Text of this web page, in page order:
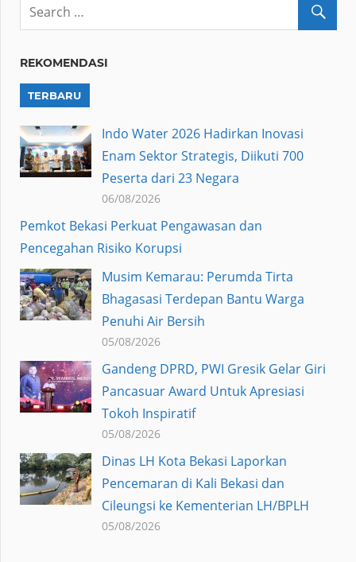
REKOMENDASI
TERBARU
Indo Water 2026 Hadirkan Inovasi
Enam Sektor Strategis, Diikuti 700
Peserta dari 23 Negara
06/08/2026
Pemkot Bekasi Perkuat Pengawasan dan
Pencegahan Risiko Korupsi
Musim Kemarau: Perumda Tirta
Bhagasasi Terdepan Bantu Warga
Penuhi Air Bersih
05/08/2026
Gandeng DPRD, PWI Gresik Gelar Giri
Pancasuar Award Untuk Apresiasi
Tokoh Inspiratif
05/08/2026
Dinas LH Kota Bekasi Laporkan
Pencemaran di Kali Bekasi dan
Cileungsi ke Kementerian LH/BPLH
05/08/2026